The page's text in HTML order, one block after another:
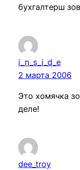
бухгалтерш
i_n_s_i_d_e
2 марта 2006
Это хомячка
деле!
dee_troy